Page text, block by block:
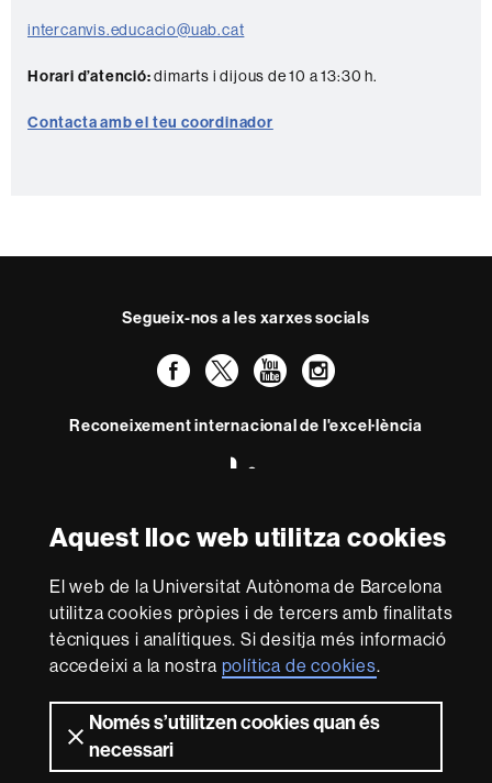
Aquest lloc web utilitza cookies
El web de la Universitat Autònoma de Barcelona
utilitza cookies pròpies i de tercers amb finalitats
tècniques i analítiques. Si desitja més informació
accedeixi a la nostra política de cookies.
Només s’utilitzen cookies quan és
necessari
c
t
e
intercanvis.educacio@uab.cat
Horari d’atenció:dimarts i dijous de 10 a 13:30 h.
Contacta amb el teu coordinador
Segueix-nos a les xarxes socials
Facebook
TwitterYouTube
Instagram
Reconeixement internacional de l'excel·lència
Research
-
Amb el finançament de
Sobre
aquest
web
Avís legal Protecció de dades Sobre el
web
Accessibilitat web Mapa del web UAB